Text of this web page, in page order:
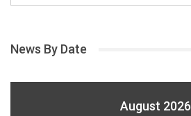
News By Date
August 2026